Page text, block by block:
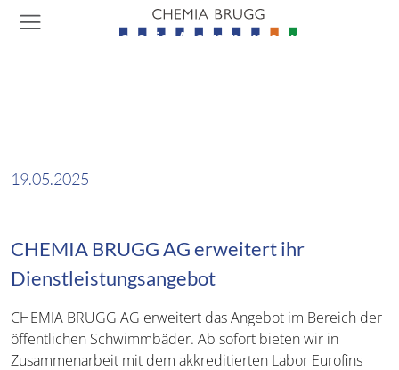
Links
Navigation
Kopfbereich
Logo
Menu
Professionelle Wasseranalysen
Wählen Sie aus vier Analysepaketen und
19.05.2025
CHEMIA BRUGG AG erweitert ihr
Dienstleistungsangebot
CHEMIA BRUGG AG erweitert das Angebot im Bereich der
öffentlichen Schwimmbäder. Ab sofort bieten wir in
Zusammenarbeit mit dem akkreditierten Labor Eurofins